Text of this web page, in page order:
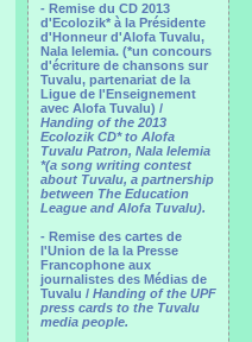
- Remise du CD 2013
d'Ecolozik* à la Présidente
d'Honneur d'Alofa Tuvalu,
Nala Ielemia. (*un concours
d'écriture de chansons sur
Tuvalu, partenariat de la
Ligue de l'Enseignement
avec Alofa Tuvalu) /
Handing of the 2013
Ecolozik CD* to Alofa
Tuvalu Patron, Nala Ielemia
*(a song writing contest
about Tuvalu, a partnership
between The Education
League and Alofa Tuvalu).
- Remise des cartes de
l'Union de la la Presse
Francophone aux
journalistes des Médias de
Tuvalu / Handing of the UPF
press cards to the Tuvalu
media people.